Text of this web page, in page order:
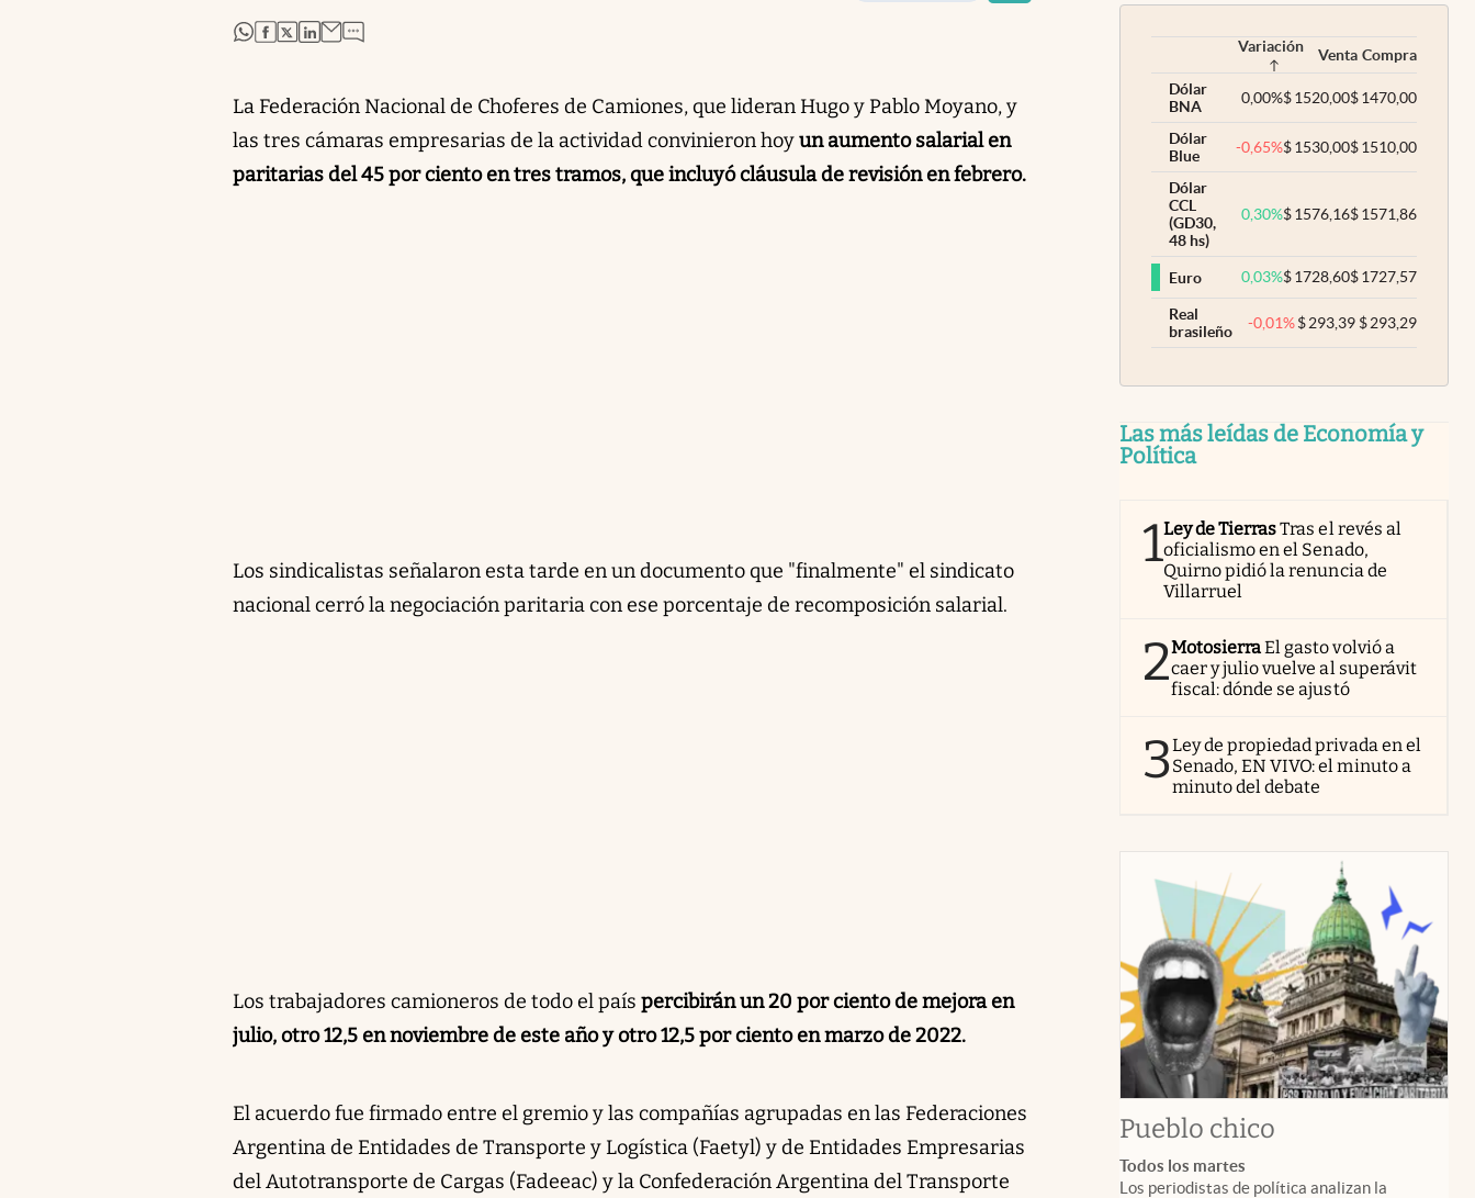
abre en nueva pestaña
abre en nueva pestaña
abre en nueva pestaña
abre en nueva pestaña
La Federación Nacional de Choferes de Camiones, que lideran Hugo y Pablo Moyano, y
las tres cámaras empresarias de la actividad convinieron hoyun aumento salarial en
paritarias del 45 por ciento en tres tramos, que incluyó cláusula de revisión en febrero.
Los sindicalistas señalaron esta tarde en un documento que "finalmente" el sindicato
nacional cerró la negociación paritaria con ese porcentaje de recomposición salarial.
Los trabajadores camioneros de todo el país percibirán un 20 por ciento de mejora en
julio, otro 12,5 en noviembre de este año y otro 12,5 por ciento en marzo de 2022.
El acuerdo fue firmado entre el gremio y las compañías agrupadas en las Federaciones
Argentina de Entidades de Transporte y Logística (Faetyl) y de Entidades Empresarias
del Autotransporte de Cargas (Fadeeac) y la Confederación Argentina del Transporte
Variación Venta Compra
Dólar
BNA
0,00%$1520,00$1470,00
Dólar
Blue
-0,65%$1530,00$1510,00
Dólar
CCL
(GD30,
48 hs)
0,30%$1576,16$1571,86
Euro 0,03%$1728,60$1727,57
Real
brasileño
-0,01% $293,39 $293,29
Las más leídas de Economía y
Política
1Ley de TierrasTras el revés al
oficialismo en el Senado,
Quirno pidió la renuncia de
Villarruel
2MotosierraEl gasto volvió a
caer y julio vuelve al superávit
fiscal: dónde se ajustó
3Ley de propiedad privada en el
Senado, EN VIVO: el minuto a
minuto del debate
Pueblo chico
Todos los martes
Los periodistas de política analizan la